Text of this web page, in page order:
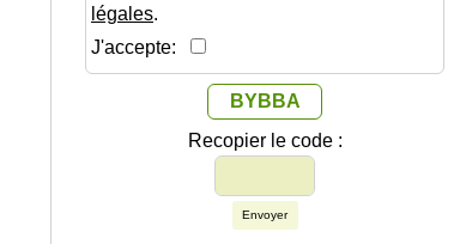
légales.
J'accepte:
BYBBA
Recopier le code :
Envoyer